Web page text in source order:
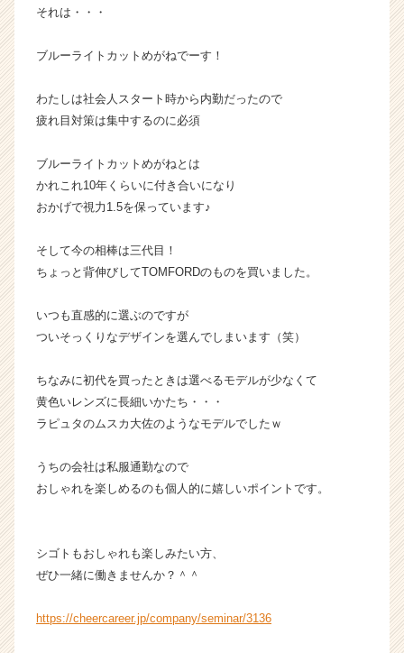
く
サ
イ
チ
ア
ア
（C
e
e
a
r
e
r）
それは・・・
ブルーライトカットめがねでーす！
わたしは社会人スタート時から内勤だったので
疲れ目対策は集中するのに必須
ブルーライトカットめがねとは
かれこれ10年くらいに付き合いになり
おかげで視力1.5を保っています♪
そして今の相棒は三代目！
ちょっと背伸びしてTOMFORDのものを買いました。
いつも直感的に選ぶのですが
ついそっくりなデザインを選んでしまいます（笑）
ちなみに初代を買ったときは選べるモデルが少なくて
黄色いレンズに長細いかたち・・・
ラピュタのムスカ大佐のようなモデルでしたｗ
うちの会社は私服通勤なので
おしゃれを楽しめるのも個人的に嬉しいポイントです。
シゴトもおしゃれも楽しみたい方、
ぜひ一緒に働きませんか？＾＾
https://cheercareer.jp/company/seminar/3136